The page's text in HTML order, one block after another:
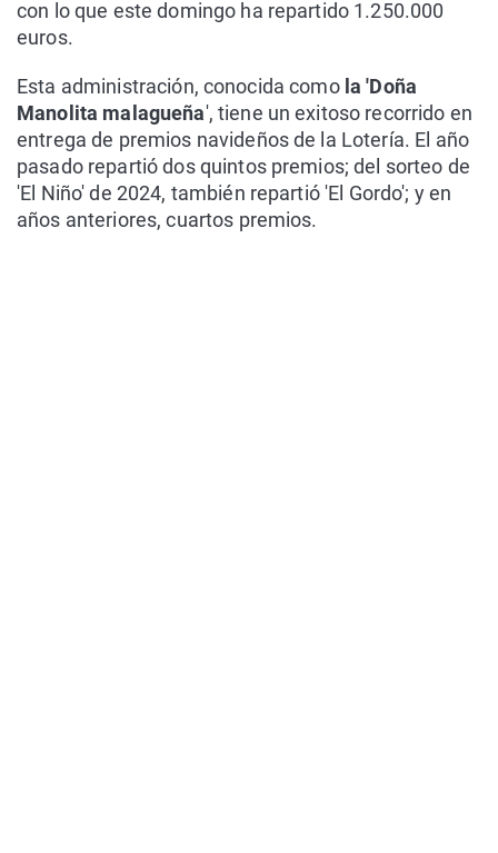
con lo que este domingo ha repartido 1.250.000
euros.
Esta administración, conocida como la 'Doña
Manolita malagueña', tiene un exitoso recorrido en
entrega de premios navideños de la Lotería. El año
pasado repartió dos quintos premios; del sorteo de
'El Niño' de 2024, también repartió 'El Gordo'; y en
años anteriores, cuartos premios.